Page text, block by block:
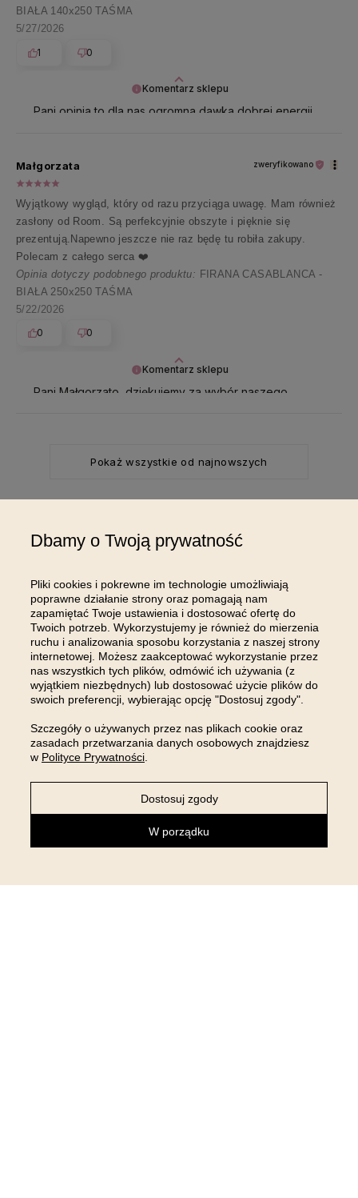
Komentarz sklepu
Pani opinia to dla nas ogromna dawka dobrej energii
BIAŁA 140x250 TAŚMA
5/27/2026
1
0
Komentarz sklepu
Pani Małgorzato, dziękujemy za wybór naszego
Małgorzata zweryfikowano
Wyjątkowy wygląd, który od razu przyciąga uwagę. Mam również
zasłony od Room. Są perfekcyjnie obszyte i pięknie się
prezentują.Napewno jeszcze nie raz będę tu robiła zakupy.
Polecam z całego serca ❤️
Opinia dotyczy podobnego produktu: FIRANA CASABLANCA -
BIAŁA 250x250 TAŚMA
5/22/2026
0
0
Pokaż wszystkie od najnowszych
INSTAGRAMIE
Dbamy o Twoją prywatność
Pliki cookies i pokrewne im technologie umożliwiają
poprawne działanie strony oraz pomagają nam
zapamiętać Twoje ustawienia i dostosować ofertę do
Twoich potrzeb. Wykorzystujemy je również do mierzenia
ruchu i analizowania sposobu korzystania z naszej strony
internetowej. Możesz zaakceptować wykorzystanie przez
nas wszystkich tych plików, odmówić ich używania (z
wyjątkiem niezbędnych) lub dostosować użycie plików do
swoich preferencji, wybierając opcję "Dostosuj zgody".
Szczegóły o używanych przez nas plikach cookie oraz
zasadach przetwarzania danych osobowych znajdziesz
w Polityce Prywatności
W porządku
Dostosuj zgody